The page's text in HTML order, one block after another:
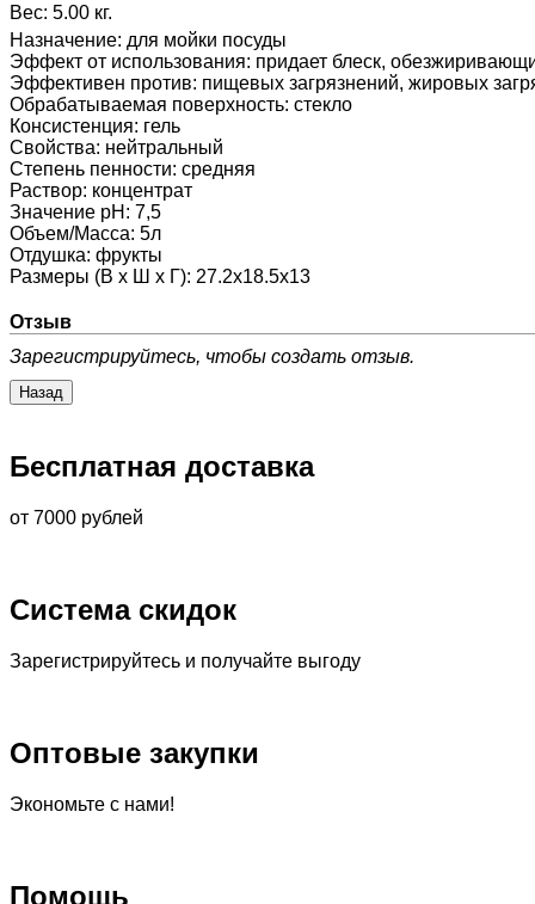
Вес: 5.00 кг.
Назначение: для мойки посуды
Эффект от использования: придает блеск,
Эффективен против: пищевых загрязнений, жировых
Обрабатываемая поверхность: стекло
Консистенция: гель
Свойства: нейтральный
Степень пенности: средняя
Раствор: концентрат
Значение pH : 7,5
Объем/Масса: 5л
Отдушка: фрукты
Размеры (В х Ш х Г): 27.2х18.5х13
Отзыв
Зарегистрируйтесь, чтобы создать отзыв.
Бесплатная доставка
от 7000 рублей
Система скидок
Зарегистрируйтесь и получайте выгоду
Оптовые закупки
Экономьте с нами!
Помощь